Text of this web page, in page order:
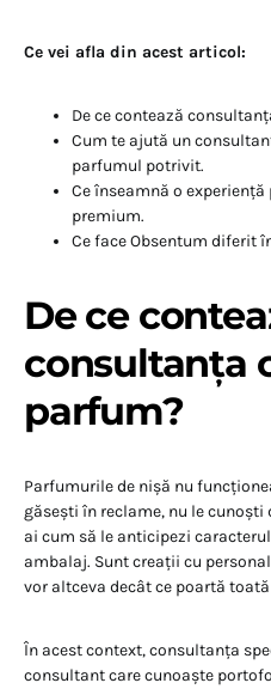
Ce vei afla din acest articol:
De ce contează
Cum te ajută un
parfumul potrivit.
Ce înseamnă o
premium.
Ce face Obsentum diferit
De ce
consultanța
parfum?
Parfumurile de nișă nu
găsești în reclame, nu le
ai cum să le anticipezi
ambalaj. Sunt creații cu
vor altceva decât ce poartă
În acest context, consultanța
consultant care cunoaște